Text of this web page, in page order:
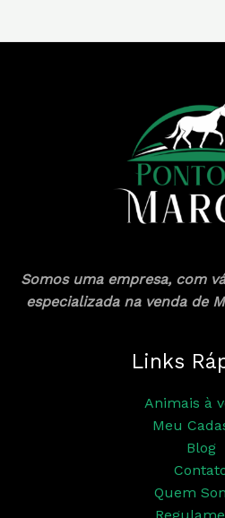
Somos uma empresa, com
especializada na venda de
Links
Animais à
Meu
Blog
Quem